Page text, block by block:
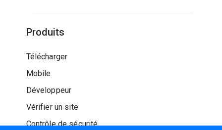
Produits
Télécharger
Mobile
Développeur
Vérifier un site
Contrôle de sécurité